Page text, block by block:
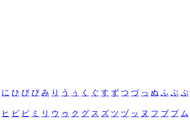
に ひ び ぴ み り う ぅ く ぐ す ず つ づ っ ぬ ふ ぶ ぷ
ヒ ビ ピ ミ リ ウ ゥ ク グ ス ズ ツ ヅ ッ ヌ フ ブ プ ム